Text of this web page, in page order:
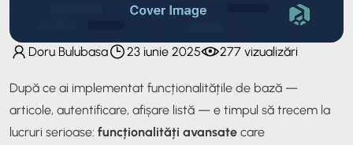
Doru Bulubasa 23 iunie 2025 277 vizualizări
După ce ai implementat funcționalitățile de bază —
articole, autentificare, afișare listă — e timpul să trecem la
lucruri serioase: funcționalități avansate care